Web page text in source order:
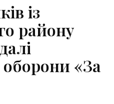
із
району
оборони «За